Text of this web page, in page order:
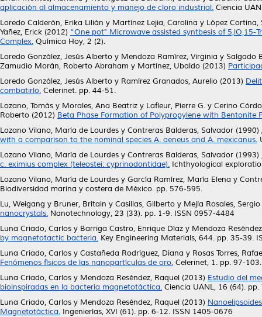
aplicación al almacenamiento y manejo de cloro industrial. Ciencia
Loredo Calderón, Erika Lilián y Martínez Lejia, Carolina y López Cortina,
Yañez, Erick (2012) “One pot" Microwave assisted syntbesis of
Complex. Química Hoy, 2 (2).
Loredo González, Jesús Alberto y Mendoza Ramírez, Virginia y Salgado
Zamudio Morán, Roberto Abraham y Martínez, Ubaldo (2013)
Loredo González, Jesús Alberto y Ramírez Granados, Aurelio (2013)
combatirlo. Celerinet. pp. 44-51.
Lozano, Tomás y Morales, Ana Beatriz y Lafleur, Pierre G. y Cerino
Roberto (2012) Beta Phase Formation of Polypropylene with Bentonite
Lozano Vilano, María de Lourdes y Contreras Balderas, Salvador (1990)
with a comparison to the nominal species A. aeneus and A. mexicanus.
Lozano Vilano, María de Lourdes y Contreras Balderas, Salvador (1993)
c. eximius complex (teleostei: cyprinodontidae). Ichthyological
Lozano Vilano, María de Lourdes y García Ramírez, María Elena y
Biodiversidad marina y costera de México. pp. 576-595.
Lu, Weigang y Bruner, Britain y Casillas, Gilberto y Mejía Rosales, Sergio
nanocrystals. Nanotechnology, 23 (33). pp. 1-9. ISSN 0957-4484
Luna Criado, Carlos y Barriga Castro, Enrique Díaz y Mendoza
by magnetotactic bacteria. Key Engineering Materials, 644. pp. 35-39.
Luna Criado, Carlos y Castañeda Rodríguez, Diana y Rosas Torres,
Fenómenos físicos de las nanopartículas de oro. Celerinet, 1. pp. 97-103.
Luna Criado, Carlos y Mendoza Reséndez, Raquel (2013) Estudio del
bioinspiradas en la bacteria magnetotáctica. Ciencia UANL, 16 (64).
Luna Criado, Carlos y Mendoza Reséndez, Raquel (2013)
Magnetotáctica. Ingenierías, XVI (61). pp. 6-12. ISSN 1405-0676